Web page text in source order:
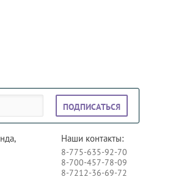
ПОДПИСАТЬСЯ
Наши контакты:
8-775-635-92-70
8-700-457-78-09
8-7212-36-69-72